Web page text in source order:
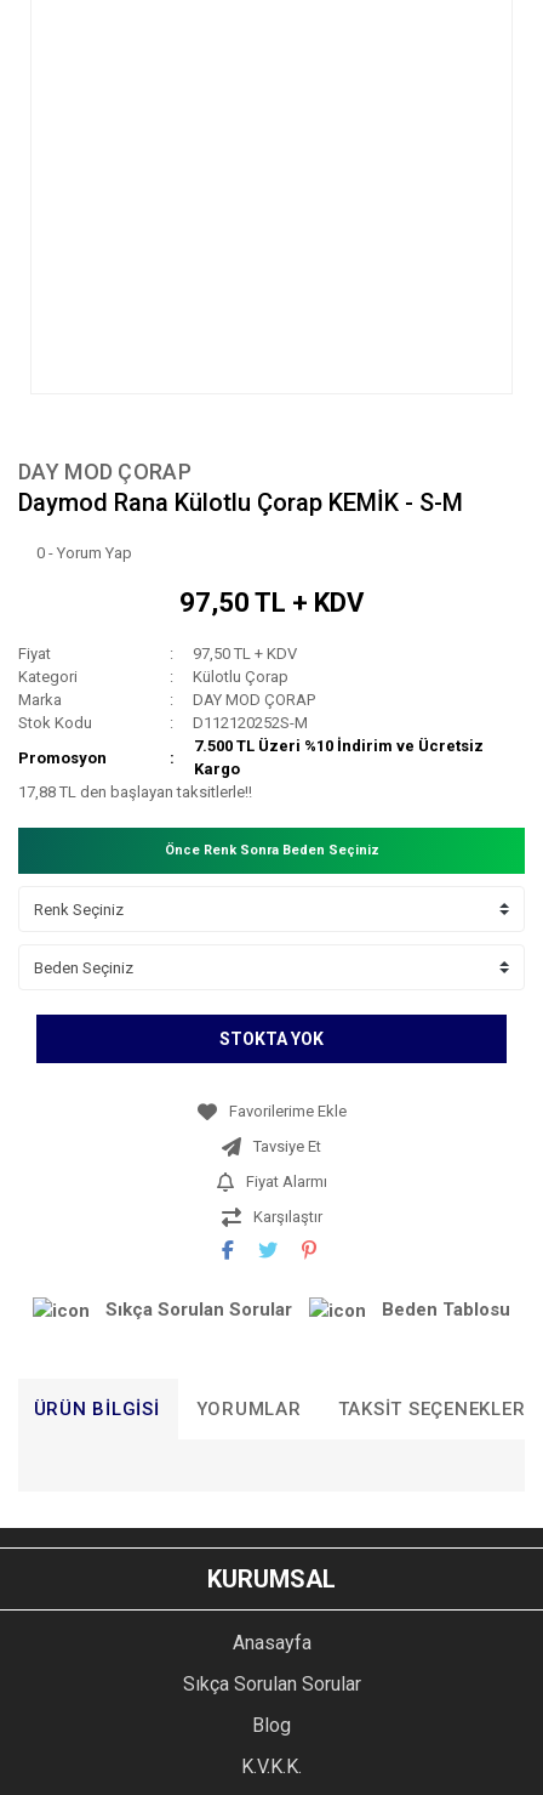
DAY MOD ÇORAP
Daymod Rana Külotlu Çorap KEMİK - S-M
0 - Yorum Yap
97,50 TL + KDV
Fiyat
97,50 TL + KDV
Kategori
Külotlu Çorap
Marka
DAY MOD ÇORAP
Stok Kodu
D112120252S-M
Promosyon
7.500 TL Üzeri %10 İndirim ve Ücretsiz
Kargo
17,88 TL den başlayan taksitlerle!!
Önce Renk Sonra Beden Seçiniz
STOKTA YOK
Tavsiye Et
Fiyat Alarmı
Karşılaştır
Sıkça Sorulan Sorular Beden Tablosu
ÜRÜN BILGISI YORUMLAR TAKSIT SEÇENEKLERI
YORUM YAZ
Bu ürünün fiyat bilgisi, resim, ürün açıklamalarında ve diğer
konularda yetersiz gördüğünüz noktaları öneri formunu
kullanarak tarafımıza iletebilirsiniz.
Ürün resmi kalitesiz, bozuk veya görüntülenemiyor.
Ürün açıklamasında eksik bilgiler bulunuyor.
Ürün bilgilerinde hatalar bulunuyor.
Ürün fiyatı diğer sitelerden daha pahalı.
KURUMSAL
Anasayfa
Sıkça Sorulan Sorular
Blog
K.V.K.K.